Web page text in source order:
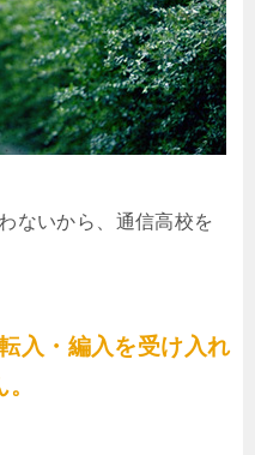
ないから、通信高校を
入・編入を受け入れ